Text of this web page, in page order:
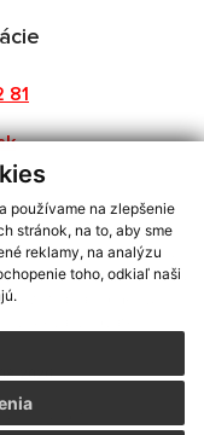
používame na zlepšenie
stránok, na to, aby sme
reklamy, na analýzu
toho, odkiaľ naši
81
s využitím RSS
stránok,web portál
,registrácia domény